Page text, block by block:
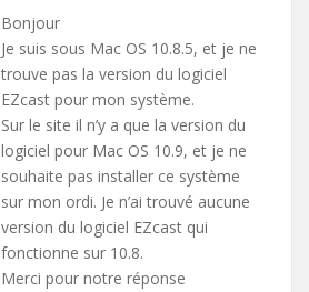
Bonjour
Je suis sous Mac OS 10.8.5, et je ne
trouve pas la version du logiciel
EZcast pour mon système.
Sur le site il n’y a que la version du
logiciel pour Mac OS 10.9, et je ne
souhaite pas installer ce système
sur mon ordi. Je n’ai trouvé aucune
version du logiciel EZcast qui
fonctionne sur 10.8.
Merci pour notre réponse